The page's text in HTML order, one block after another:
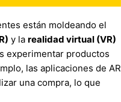
están moldeando el
y la realidad virtual (VR)
experimentar productos
las aplicaciones de AR
una compra, lo que